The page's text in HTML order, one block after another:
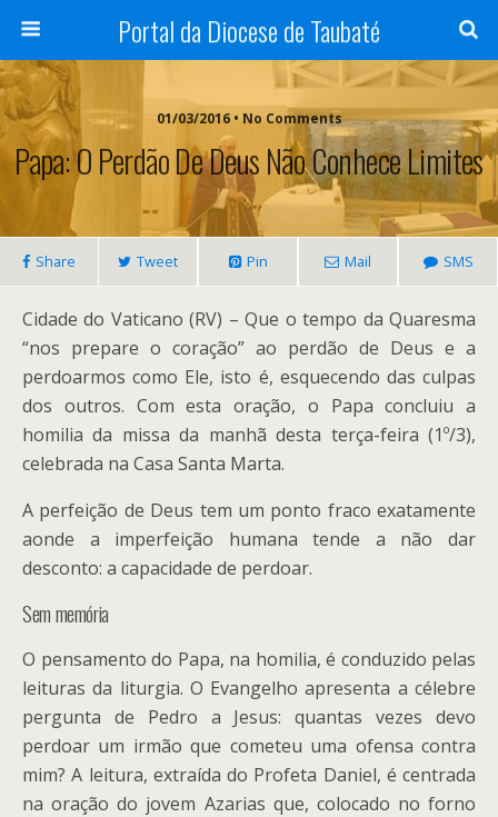
Portal da Diocese de Taubaté
01/03/2016 • No Comments
Papa: O Perdão De Deus Não Conhece Limites
Share Tweet Pin Mail SMS
Cidade do Vaticano (RV) – Que o tempo da Quaresma
“nos prepare o coração” ao perdão de Deus e a
perdoarmos como Ele, isto é, esquecendo das culpas
dos outros. Com esta oração, o Papa concluiu a
homilia da missa da manhã desta terça-feira (1º/3),
celebrada na Casa Santa Marta.
A perfeição de Deus tem um ponto fraco exatamente
aonde a imperfeição humana tende a não dar
desconto: a capacidade de perdoar.
Sem memória
O pensamento do Papa, na homilia, é conduzido pelas
leituras da liturgia. O Evangelho apresenta a célebre
pergunta de Pedro a Jesus: quantas vezes devo
perdoar um irmão que cometeu uma ofensa contra
mim? A leitura, extraída do Profeta Daniel, é centrada
na oração do jovem Azarias que, colocado no forno